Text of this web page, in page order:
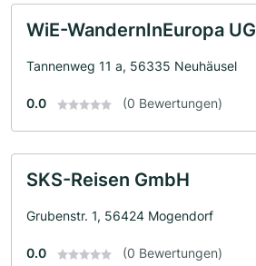
WiE-WandernInEuropa UG
Tannenweg 11 a, 56335 Neuhäusel
0.0 (0 Bewertungen)
SKS-Reisen GmbH
Grubenstr. 1, 56424 Mogendorf
0.0 (0 Bewertungen)